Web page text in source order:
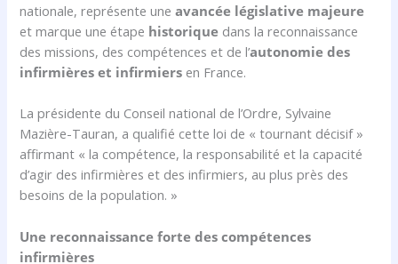
nationale, représente uneavancée législative majeure
et marque une étape historique dans la reconnaissance
des missions, des compétences et de l’autonomie des
infirmières et infirmiers en France.
La présidente du Conseil national de l’Ordre, Sylvaine
Mazière-Tauran, a qualifié cette loi de « tournant décisif »
affirmant « la compétence, la responsabilité et la capacité
d’agir des infirmières et des infirmiers, au plus près des
besoins de la population. »
Une reconnaissance forte des compétences
infirmières